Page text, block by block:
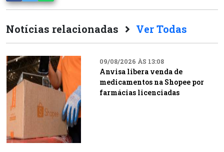
Notícias relacionadas Ver Todas
09/08/2026 ÀS 13:08
Anvisa libera venda de
medicamentos na Shopee por
farmácias licenciadas